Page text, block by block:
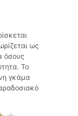
ως
όσους
Το
γκάμα